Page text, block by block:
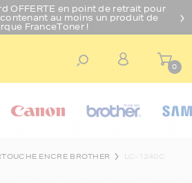
OFFERTE en point de retrait pour
au moins un produit de
FranceToner !
0
ENCRE BROTHER LC-1240C